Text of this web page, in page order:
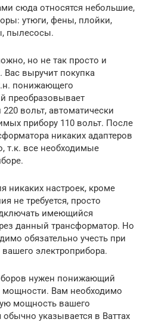
сюда относятся небольшие,
утюги, фены, плойки,
пылесосы.
но не так просто и
Вас выручит покупка
понижающего
преобразовывает
вольт, автоматически
прибору 110 вольт. После
никаких адаптеров
т.к. все необходимые
никаких настроек, кроме
не требуется, просто
имеющийся
данный трансформатор. Но
обязательно учесть при
электроприбора.
нужен понижающий
Вам необходимо
мощность вашего
обычно указывается в Ваттах